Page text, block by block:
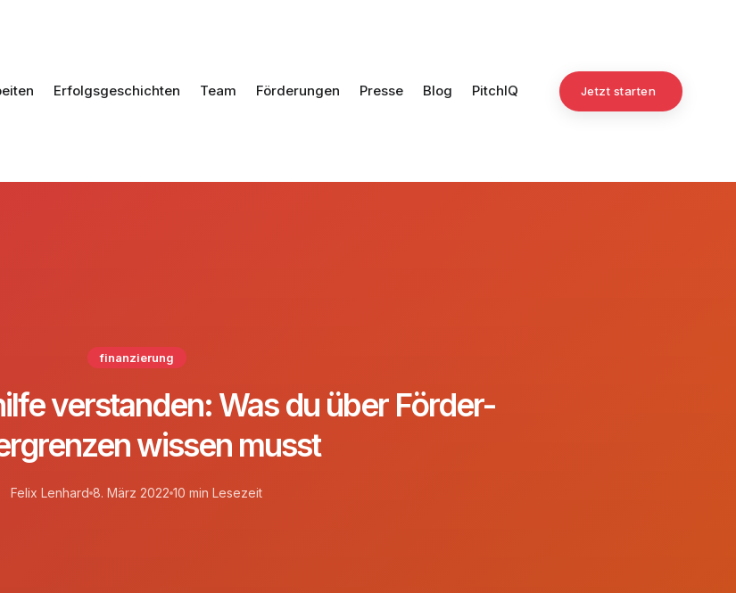
Erfolgsgeschichten Team Förderungen Presse Blog PitchIQ Jetzt starten
finanzierung
verstanden: Was du über Förder-
wissen musst
Felix Lenhard 8. März 2022 10 min Lesezeit